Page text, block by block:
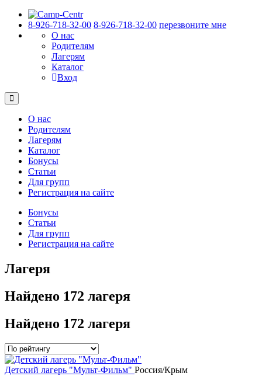
8-926-718-32-00 8-926-718-32-00 перезвоните мне
О нас
Родителям
Лагерям
Каталог
Вход
О нас
Родителям
Лагерям
Каталог
Бонусы
Статьи
Для групп
Регистрация на сайте
Бонусы
Статьи
Для групп
Регистрация на сайте
Лагеря
Найдено 172 лагеря
Найдено 172 лагеря
Детский лагерь "Мульт-Фильм" Россия/Крым